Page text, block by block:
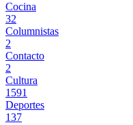
Cocina
32
Columnistas
2
Contacto
2
Cultura
1591
Deportes
137